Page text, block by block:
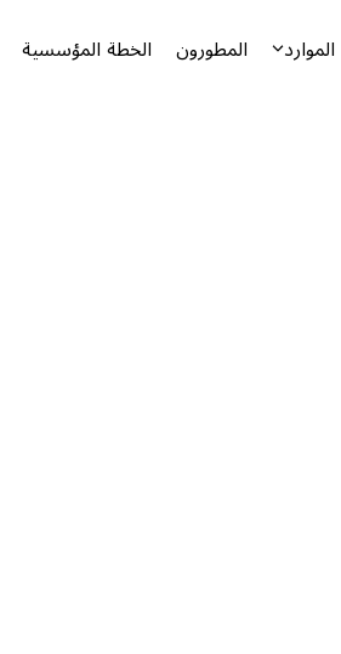
الموارد المطورون الخطة المؤسسية